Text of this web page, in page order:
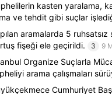
kasten yaralama,
ve tehdit gibi suçlar
aramalarda 5
fişeği ele geçirildi.
3 9
Organize Suçlarla
arama çalışmaları
Cumhuriyet